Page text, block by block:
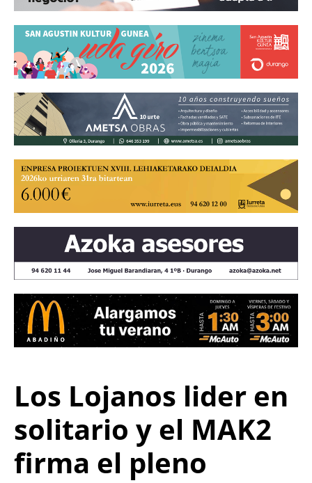
Los Lojanos lider en
solitario y el MAK2
firma el pleno